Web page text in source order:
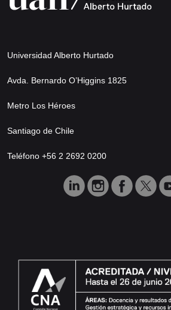
Universidad Alberto Hurtado
Avda. Bernardo O’Higgins 1825
Metro Los Héroes
Santiago de Chile
Teléfono +56 2 2692 0200